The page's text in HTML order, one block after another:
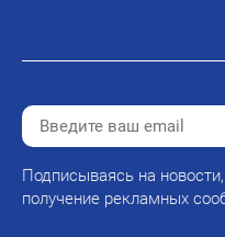
Подписываясь на
получение рекламных